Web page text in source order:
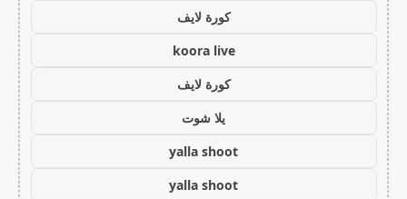
كورة لايف
koora live
كورة لايف
يلا شوت
yalla shoot
yalla shoot